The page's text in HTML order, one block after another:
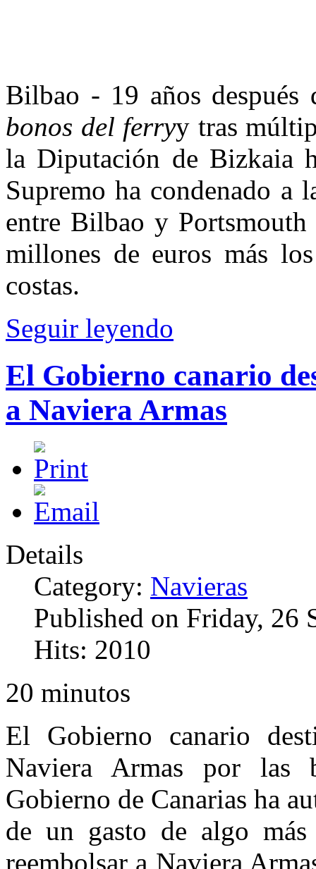
Bilbao - 19 años
bonos del ferryy tras
la Diputación de Bizkaia
Supremo ha condenado a
entre Bilbao y
millones de euros más
costas.
Seguir leyendo
El Gobierno canario
a Naviera Armas
Details
Category: Navieras
Published on Friday, 26
Hits: 2010
20 minutos
El Gobierno canario
Naviera Armas por las
Gobierno de Canarias ha
de un gasto de algo
reembolsar a Naviera